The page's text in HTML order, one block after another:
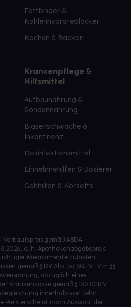
Fettbinder &
Kohlenhydrateblocker
Kochen & Backen
Krankenpflege &
Hilfsmittel
Aufbaunahrung &
Sondennahrung
Blasenschwäche &
Inkontinenz
Desinfektionsmittel
Einnehmehilfen & Dosierer
Gehhilfen & Korsetts
gemäß ABDA-
d. h. Apothekenabgabepreis
Medikamente zulasten
gemäß § 129 Abs. 5a SGB V i.V.m §§
abzüglich eines
Krankenkasse gemäß § 130 SGB V
innerhalb von zehn
Preis erscheint nach Auswahl der